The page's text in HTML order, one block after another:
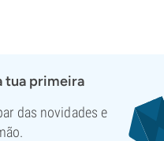
tua primeira
das novidades e